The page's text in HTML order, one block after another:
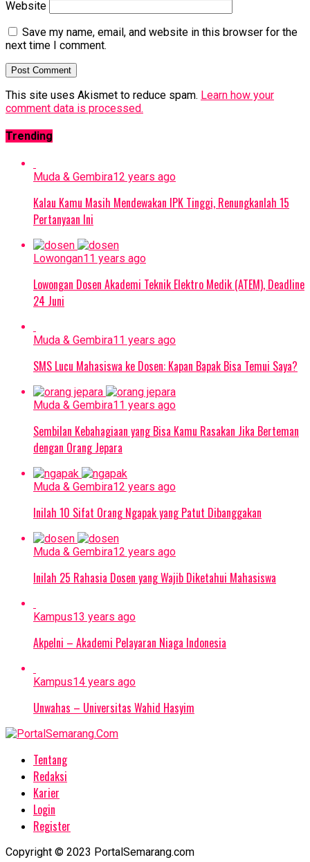
Website
Save my name, email, and website in this browser for the
next time I comment.
This site uses Akismet to reduce spam. Learn how your
comment data is processed.
Trending
Muda & Gembira12 years ago
Kalau Kamu Masih Mendewakan IPK Tinggi, Renungkanlah 15
Pertanyaan Ini
Lowongan11 years ago
Lowongan Dosen Akademi Teknik Elektro Medik (ATEM), Deadline
24 Juni
Muda & Gembira11 years ago
SMS Lucu Mahasiswa ke Dosen: Kapan Bapak Bisa Temui Saya?
Muda & Gembira11 years ago
Sembilan Kebahagiaan yang Bisa Kamu Rasakan Jika Berteman
dengan Orang Jepara
Muda & Gembira12 years ago
Inilah 10 Sifat Orang Ngapak yang Patut Dibanggakan
Muda & Gembira12 years ago
Inilah 25 Rahasia Dosen yang Wajib Diketahui Mahasiswa
Kampus13 years ago
Akpelni – Akademi Pelayaran Niaga Indonesia
Kampus14 years ago
Unwahas – Universitas Wahid Hasyim
Tentang
Redaksi
Karier
Login
Register
Copyright © 2023 PortalSemarang.com